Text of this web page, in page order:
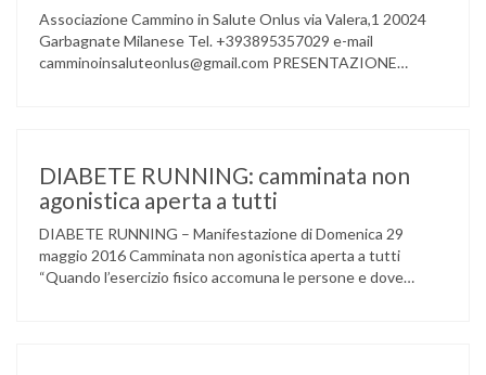
Associazione Cammino in Salute Onlus via Valera,1 20024
Garbagnate Milanese Tel. +393895357029 e-mail
camminoinsaluteonlus@gmail.com PRESENTAZIONE
gruppo musicale GROOVY LEMONS di PREGNANA
MILANESE. L’ Associazione …
DIABETE RUNNING: camminata non
agonistica aperta a tutti
DIABETE RUNNING – Manifestazione di Domenica 29
maggio 2016 Camminata non agonistica aperta a tutti
“Quando l’esercizio fisico accomuna le persone e dove